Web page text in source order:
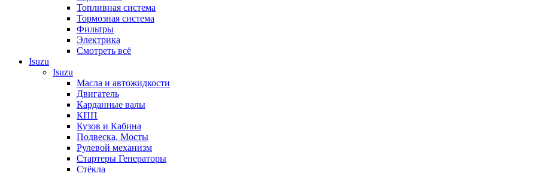
Топливная система
Тормозная система
Фильтры
Электрика
Смотреть всё
Isuzu
Isuzu
Масла и автожидкости
Двигатель
Карданные валы
КПП
Кузов и Кабина
Подвеска, Мосты
Рулевой механизм
Стартеры Генераторы
Стёкла